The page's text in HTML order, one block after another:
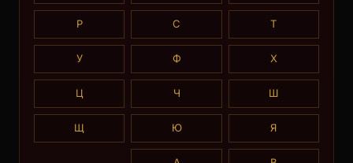
Р С Т
У Ф Х
Ц Ч Ш
Щ Ю Я